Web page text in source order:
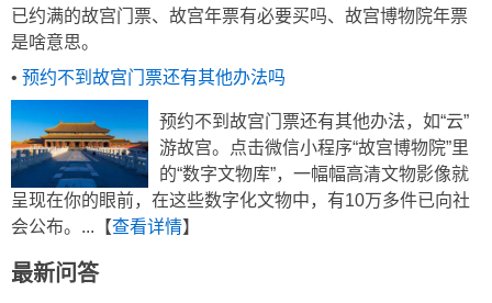
已约满的故宫门票、故宫年票有必要买吗、故宫博物院年票
是啥意思。
• 预约不到故宫门票还有其他办法吗
预约不到故宫门票还有其他办法，如“云”
游故宫。点击微信小程序“故宫博物院”里
的“数字文物库”，一幅幅高清文物影像就
呈现在你的眼前，在这些数字化文物中，有10万多件已向社
会公布。...【查看详情】
最新问答